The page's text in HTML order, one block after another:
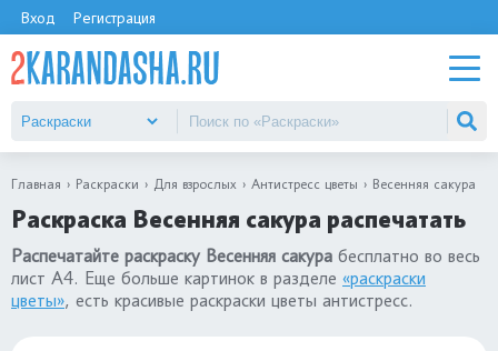
Вход Регистрация
Главная Раскраски Для взрослых Антистресс цветы Весенняя сакура
Раскраска Весенняя сакура распечатать
Распечатайте раскраску Весенняя сакура бесплатно во весь
лист А4. Еще больше картинок в разделе «раскраски
цветы», есть красивые раскраски цветы антистресс.